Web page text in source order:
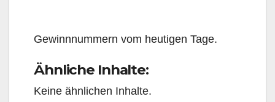
Gewinnnummern vom heutigen Tage.
Ähnliche Inhalte:
Keine ähnlichen Inhalte.